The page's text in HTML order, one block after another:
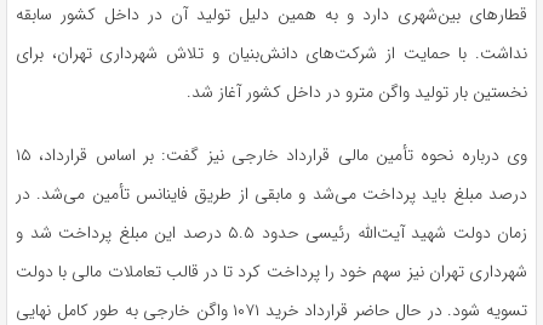
قطارهای بین‌شهری دارد و به همین دلیل تولید آن در داخل کشور سابقه
نداشت. با حمایت از شرکت‌های دانش‌بنیان و تلاش شهرداری تهران، برای
نخستین بار تولید واگن مترو در داخل کشور آغاز شد.
وی درباره نحوه تأمین مالی قرارداد خارجی نیز گفت: بر اساس قرارداد، ۱۵
درصد مبلغ باید پرداخت می‌شد و مابقی از طریق فاینانس تأمین می‌شد. در
زمان دولت شهید آیت‌الله رئیسی حدود ۵.۵ درصد این مبلغ پرداخت شد و
شهرداری تهران نیز سهم خود را پرداخت کرد تا در قالب تعاملات مالی با دولت
تسویه شود. در حال حاضر قرارداد خرید ۱۰۷۱ واگن خارجی به طور کامل نهایی